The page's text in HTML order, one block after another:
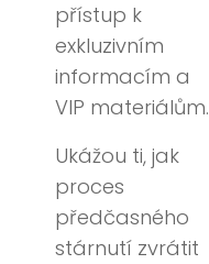
přístup k
exkluzivním
informacím a
VIP materiálům.
Ukážou ti, jak
proces
předčasného
stárnutí zvrátit